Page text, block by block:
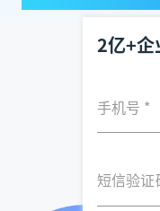
2亿+企
手机号 *
短信验证